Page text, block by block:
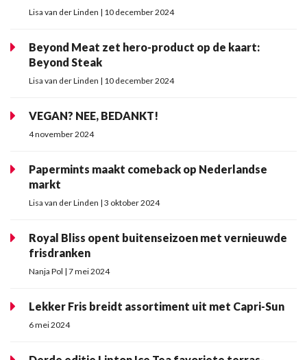
Lisa van der Linden | 10 december 2024
Beyond Meat zet hero-product op de kaart:
Beyond Steak
Lisa van der Linden | 10 december 2024
VEGAN? NEE, BEDANKT!
4 november 2024
Papermints maakt comeback op Nederlandse
markt
Lisa van der Linden | 3 oktober 2024
Royal Bliss opent buitenseizoen met vernieuwde
frisdranken
Nanja Pol | 7 mei 2024
Lekker Fris breidt assortiment uit met Capri-Sun
6 mei 2024